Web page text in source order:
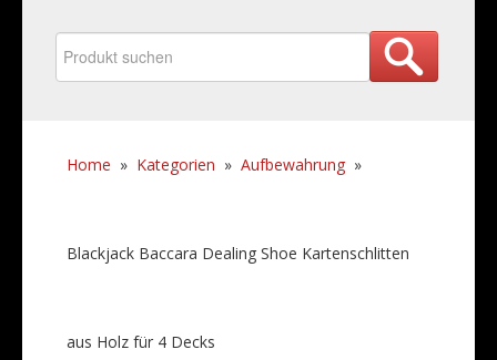
Home » Kategorien » Aufbewahrung »
Blackjack Baccara Dealing Shoe Kartenschlitten
aus Holz für 4 Decks